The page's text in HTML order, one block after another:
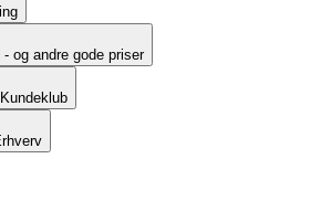
og andre gode priser